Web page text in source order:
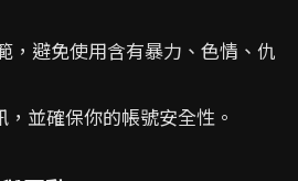
，避免使用含有暴力、色情、仇
並確保你的帳號安全性。